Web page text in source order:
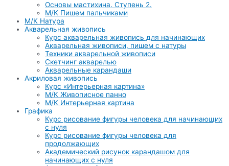
Основы мастихина. Ступень 2.
М/К Пишем пальчиками
М/К Натура
Акварельная живопись
Курс акварельная живопись для начинающих
Акварельная живописи, пишем с натуры
Техники акварельной живописи
Скетчинг акварелью
Акварельные карандаши
Акриловая живопись
Курс «Интерьерная картина»
М/К Живописное панно
М/К Интерьерная картина
Графика
Курс рисование фигуры человека для начинающих
с нуля
Курс рисование фигуры человека для
продолжающих
Академический рисунок карандашом для
начинающих с нуля